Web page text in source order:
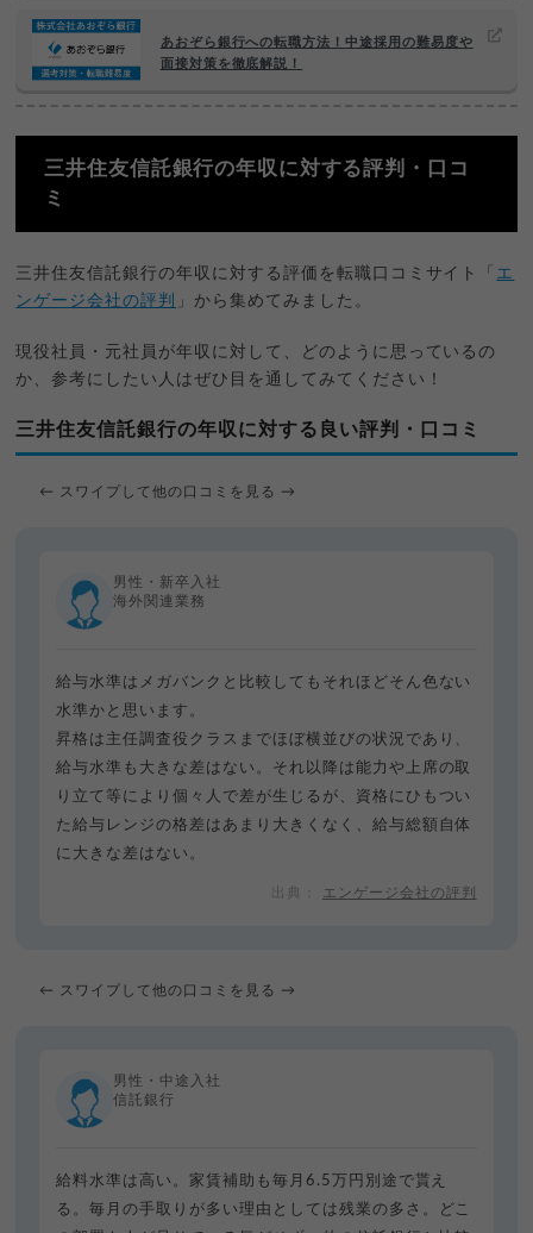
あおぞら銀行への転職方法！中途採用の難易度や
面接対策を徹底解説！
三井住友信託銀行の年収に対する評判・口コ
ミ
三井住友信託銀行の年収に対する評価を転職口コミサイト「 エ
ンゲージ会社の評判
」から集めてみました。
現役社員・元社員が年収に対して、どのように思っているの
か、参考にしたい人はぜひ目を通してみてください！
三井住友信託銀行の年収に対する良い評判・口コミ
← スワイプして他の口コミを見る →
男性・新卒入社
海外関連業務
給与水準はメガバンクと比較してもそれほどそん色ない
水準かと思います。
昇格は主任調査役クラスまでほぼ横並びの状況であり、
給与水準も大きな差はない。それ以降は能力や上席の取
り立て等により個々人で差が生じるが、資格にひもつい
た給与レンジの格差はあまり大きくなく、給与総額自体
に大きな差はない。
エンゲージ会社の評判
← スワイプして他の口コミを見る →
男性・中途入社
信託銀行
給料水準は高い。家賃補助も毎月6.5万円別途で貰え
る。毎月の手取りが多い理由としては残業の多さ。どこ